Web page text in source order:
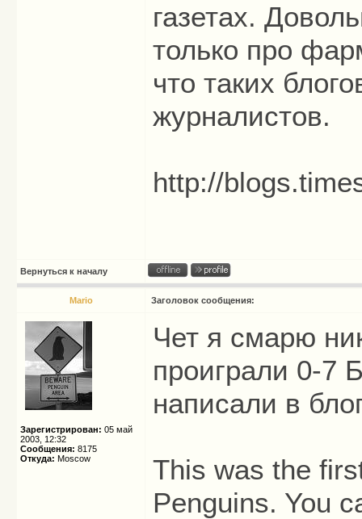
газетах.
только про
что таких
журналистов.
http://
Вернуться к началу
Mario Заголовок сообщения:
Зарегистрирован: 05 май
2003, 12:32
Сообщения: 8175
Откуда: Moscow
Чет я смарю
проиграли 0-7
написали в
This was the
Penguins. You